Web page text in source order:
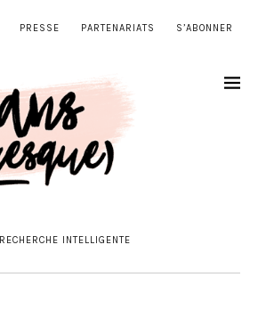
PRESSE PARTENARIATS S’ABONNER
RECHERCHE INTELLIGENTE